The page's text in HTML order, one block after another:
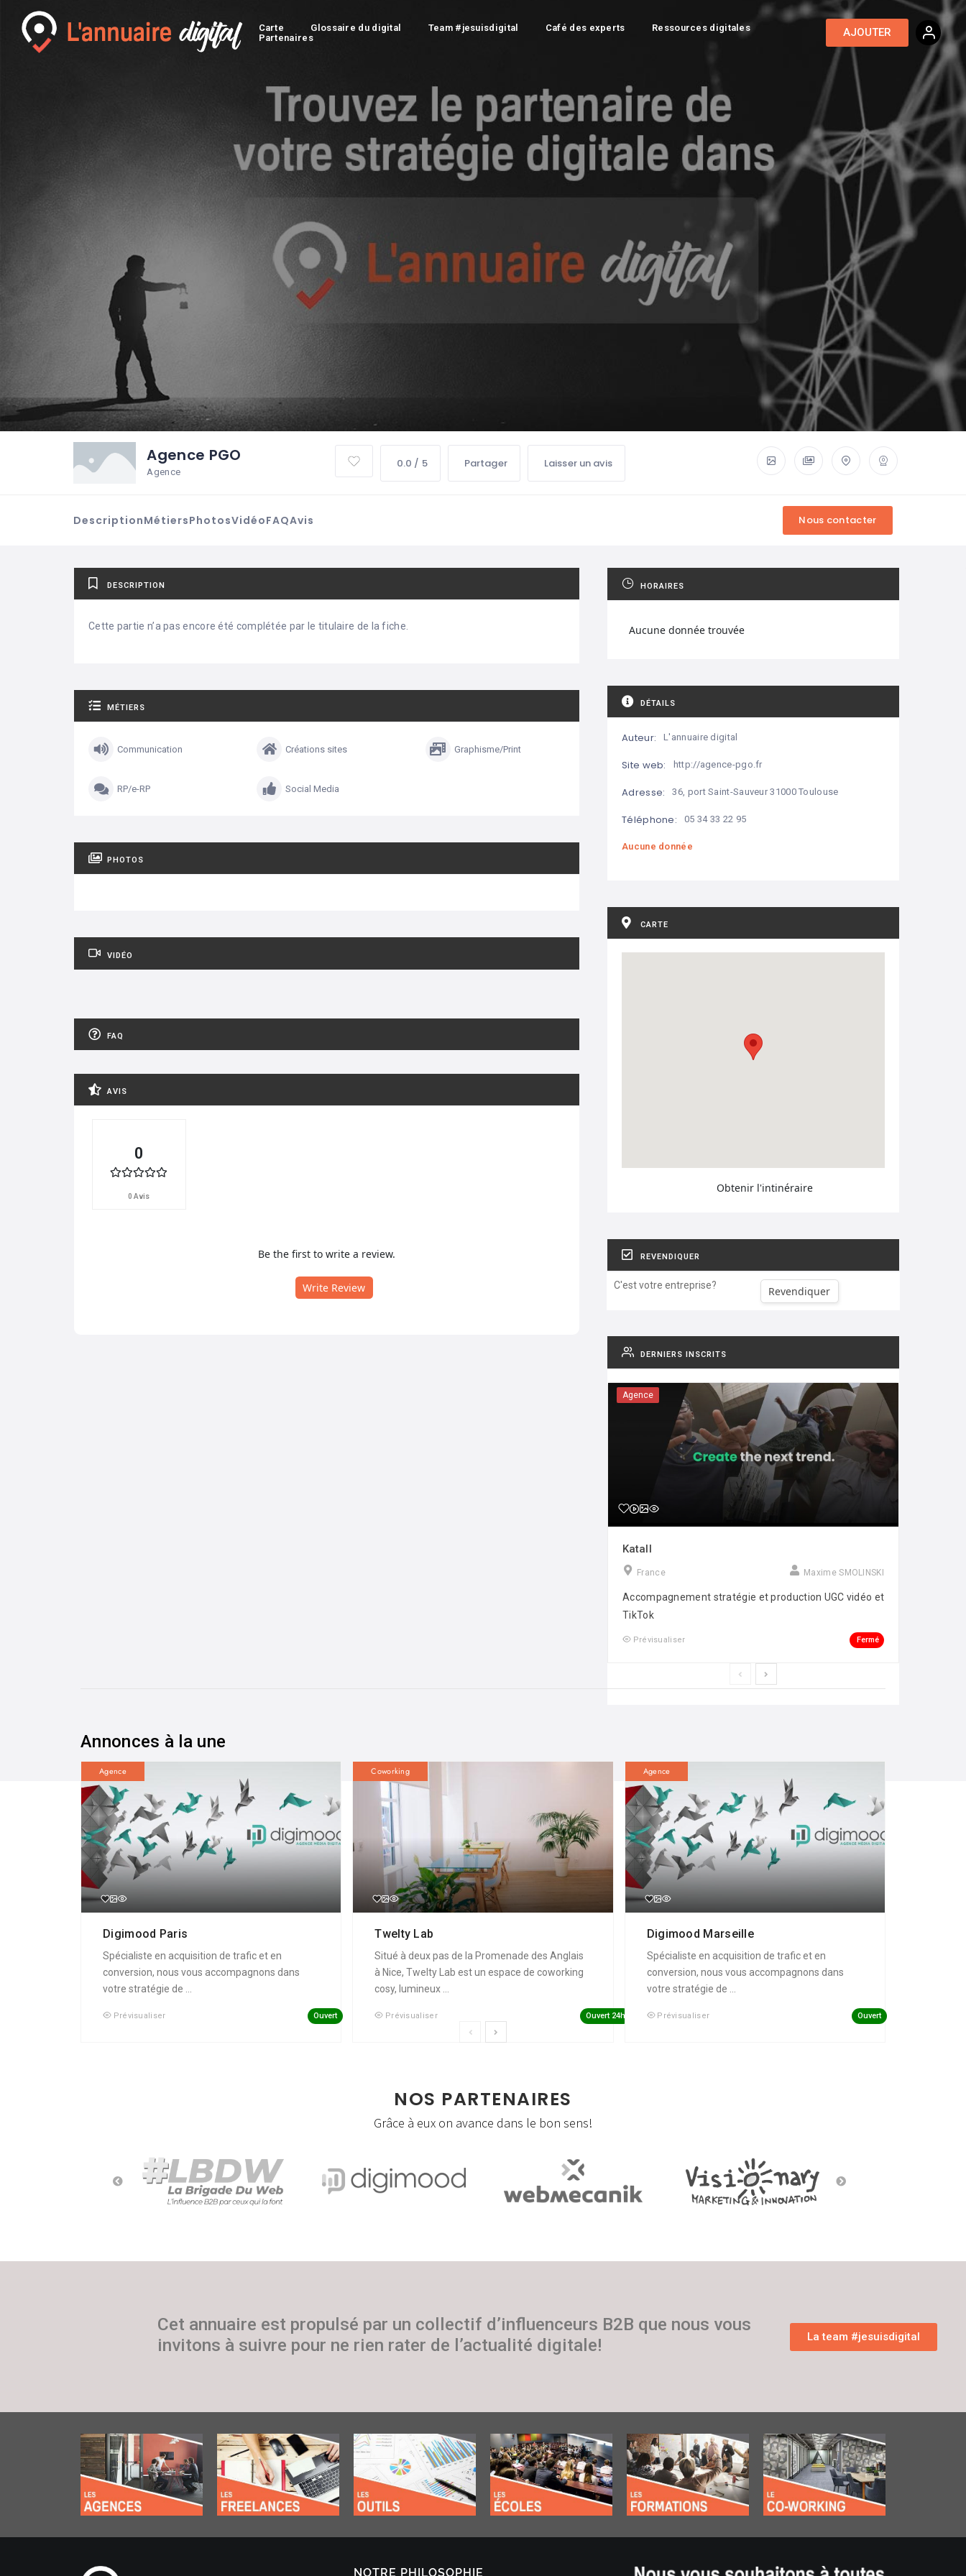
Carte Glossaire du digital Team #jesuisdigital Café des experts
Ressources digitales
Partenaires
AJOUTER
Agence PGO
Agence
0.0 / 5 Partager Laisser un avis
DescriptionMétiersPhotosVidéoFAQAvis
DESCRIPTION
Cette partie n’a pas encore été complétée par le titulaire de la fiche.
MÉTIERS
Communication Créations sites Graphisme/Print
RP/e-RP Social Media
PHOTOS
VIDÉO
FAQ
AVIS
0
0 Avis
Be the first to write a review.
Write Review
HORAIRES
Aucune donnée trouvée
DÉTAILS
Auteur: L'annuaire digital
Site web: http://agence-pgo.fr
Adresse: 36, port Saint-Sauveur 31000 Toulouse
Téléphone: 05 34 33 22 95
Aucune donnée
CARTE
Obtenir l'intinéraire
REVENDIQUER
C'est votre entreprise? Revendiquer
DERNIERS INSCRITS
Agence
Katall
France Maxime SMOLINSKI
Accompagnement stratégie et production UGC vidéo et
TikTok
Prévisualiser Fermé
Annonces à la une
Agence
Digimood Paris
Spécialiste en acquisition de trafic et en
conversion, nous vous accompagnons dans
votre stratégie de ...
Prévisualiser Ouvert
Coworking
Twelty Lab
Situé à deux pas de la Promenade des Anglais
à Nice, Twelty Lab est un espace de coworking
cosy, lumineux ...
Prévisualiser Ouvert 24h
Agence
Digimood Marseille
Spécialiste en acquisition de trafic et en
conversion, nous vous accompagnons dans
votre stratégie de ...
Prévisualiser Ouvert
NOS PARTENAIRES
Grâce à eux on avance dans le bon sens!
Cet annuaire est propulsé par un collectif d’influenceurs B2B que nous vous
invitons à suivre pour ne rien rater de l’actualité digitale!
La team #jesuisdigital
NOTRE PHILOSOPHIE